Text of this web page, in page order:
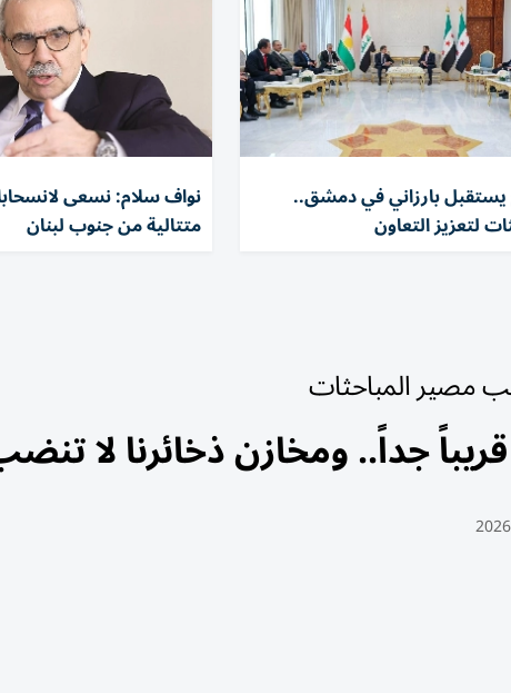
بارزاني في دمشق..
لتعزيز التعاون
نواف سلام: نسعى
متتالية من جنوب لبنان
مصير المباحثات
جداً.. ومخازن ذخائرنا لا